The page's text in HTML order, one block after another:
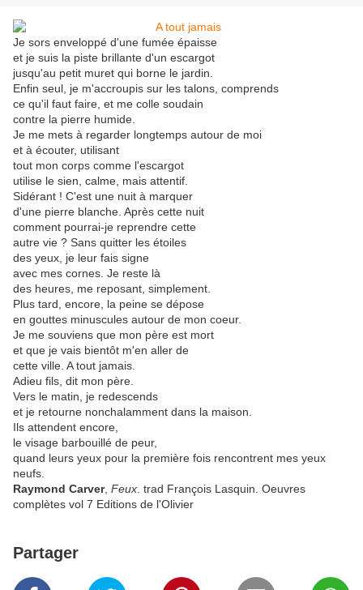
Je sors enveloppé d'une fumée épaisse
et je suis la piste brillante d'un escargot
jusqu'au petit muret qui borne le jardin.
Enfin seul, je m'accroupis sur les talons, comprends
ce qu'il faut faire, et me colle soudain
contre la pierre humide.
Je me mets à regarder longtemps autour de moi
et à écouter, utilisant
tout mon corps comme l'escargot
utilise le sien, calme, mais attentif.
Sidérant ! C'est une nuit à marquer
d'une pierre blanche. Après cette nuit
comment pourrai-je reprendre cette
autre vie ? Sans quitter les étoiles
des yeux, je leur fais signe
avec mes cornes. Je reste là
des heures, me reposant, simplement.
Plus tard, encore, la peine se dépose
en gouttes minuscules autour de mon coeur.
Je me souviens que mon père est mort
et que je vais bientôt m'en aller de
cette ville. A tout jamais.
Adieu fils, dit mon père.
Vers le matin, je redescends
et je retourne nonchalamment dans la maison.
Ils attendent encore,
le visage barbouillé de peur,
quand leurs yeux pour la première fois rencontrent mes yeux
neufs.
Raymond Carver, Feux . trad François Lasquin. Oeuvres
complètes vol 7 Editions de l'Olivier
Partager